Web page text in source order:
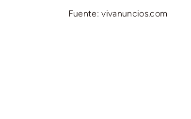
Fuente: vivanuncios.com